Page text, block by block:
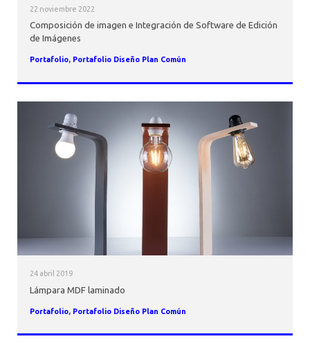
22 noviembre 2022
Composición de imagen e Integración de Software de Edición
de Imágenes
Portafolio, Portafolio Diseño Plan Común
24 abril 2019
Lámpara MDF laminado
Portafolio, Portafolio Diseño Plan Común